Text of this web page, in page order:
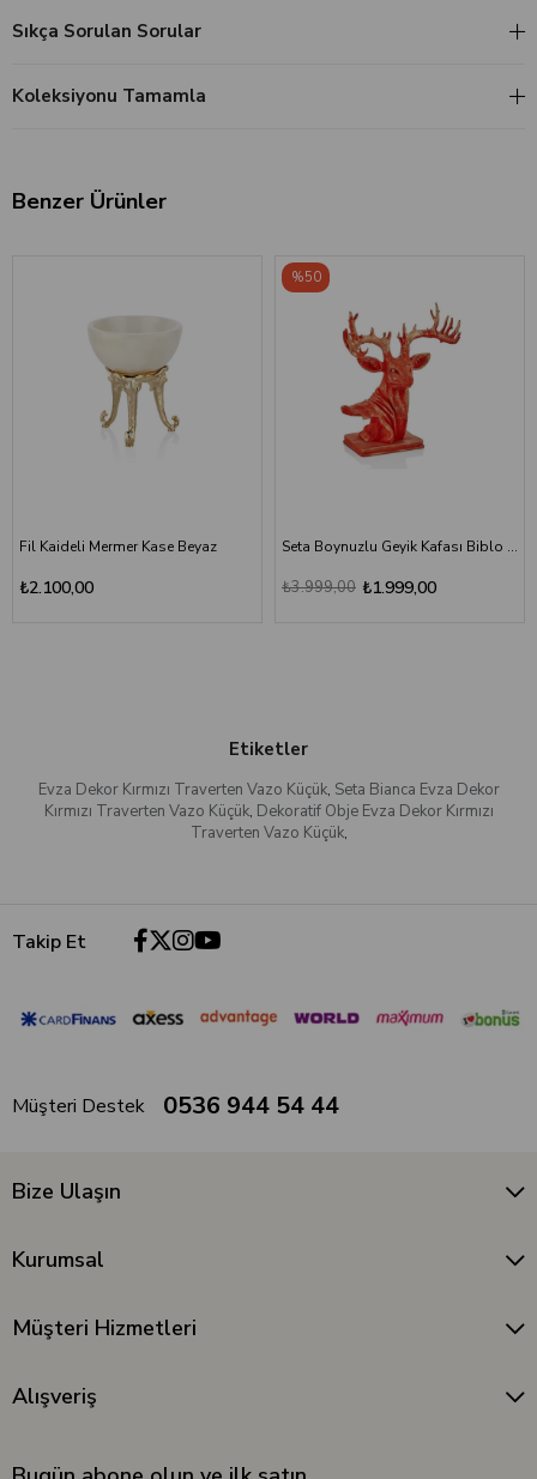
Sıkça Sorulan Sorular
Koleksiyonu Tamamla
Benzer Ürünler
Fil Kaideli Mermer Kase Beyaz
₺2.100,00
Seta Boynuzlu Geyik Kafası Biblo Kırmızı
₺1.999,00
₺3.999,00
%50
Etiketler
Evza Dekor Kırmızı Traverten Vazo Küçük, Seta Bianca Evza Dekor
Kırmızı Traverten Vazo Küçük, Dekoratif Obje Evza Dekor Kırmızı
Traverten Vazo Küçük,
Takip Et
Müşteri Destek 0536 944 54 44
Bize Ulaşın
Kurumsal
Müşteri Hizmetleri
Alışveriş